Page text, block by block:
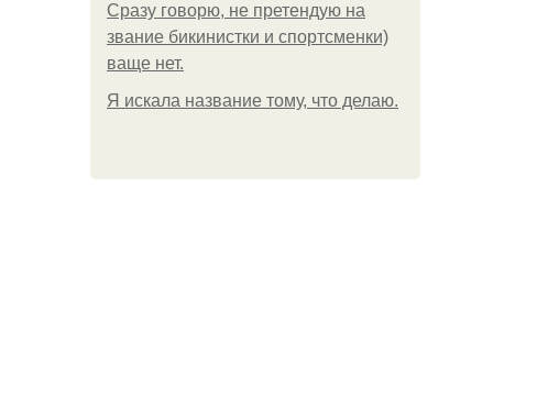
Сразу говорю, не претендую на
звание бикинистки и спортсменки)
ваще нет.
Я искала название тому, что делаю.